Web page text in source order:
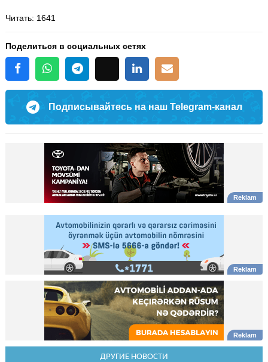
Читать: 1641
Поделиться в социальных сетях
Подписывайтесь на наш Telegram-канал
ДРУГИЕ НОВОСТИ